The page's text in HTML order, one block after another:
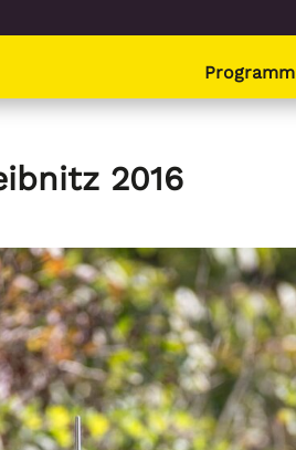
Programm
2016